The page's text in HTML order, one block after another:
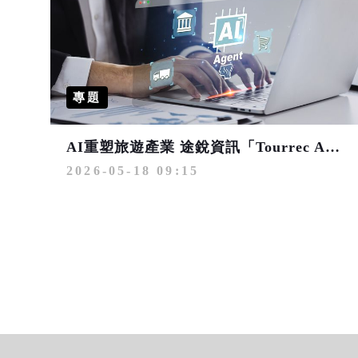
專題
AI重塑旅遊產業 途銳資訊「Tourrec AIｘChannel-T」打造智慧營運分銷新時代
2026-05-18 09:15